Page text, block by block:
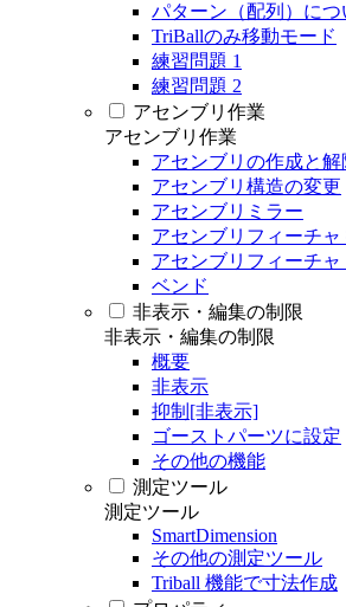
パターン（配列）につ
TriBallのみ移動モード
練習問題 1
練習問題 2
アセンブリ作業
アセンブリ作業
アセンブリの作成と解
アセンブリ構造の変更
アセンブリミラー
アセンブリフィーチャ
アセンブリフィーチャ
ベンド
非表示・編集の制限
非表示・編集の制限
概要
非表示
抑制[非表示]
ゴーストパーツに設定
その他の機能
測定ツール
測定ツール
SmartDimension
その他の測定ツール
Triball 機能で寸法作成